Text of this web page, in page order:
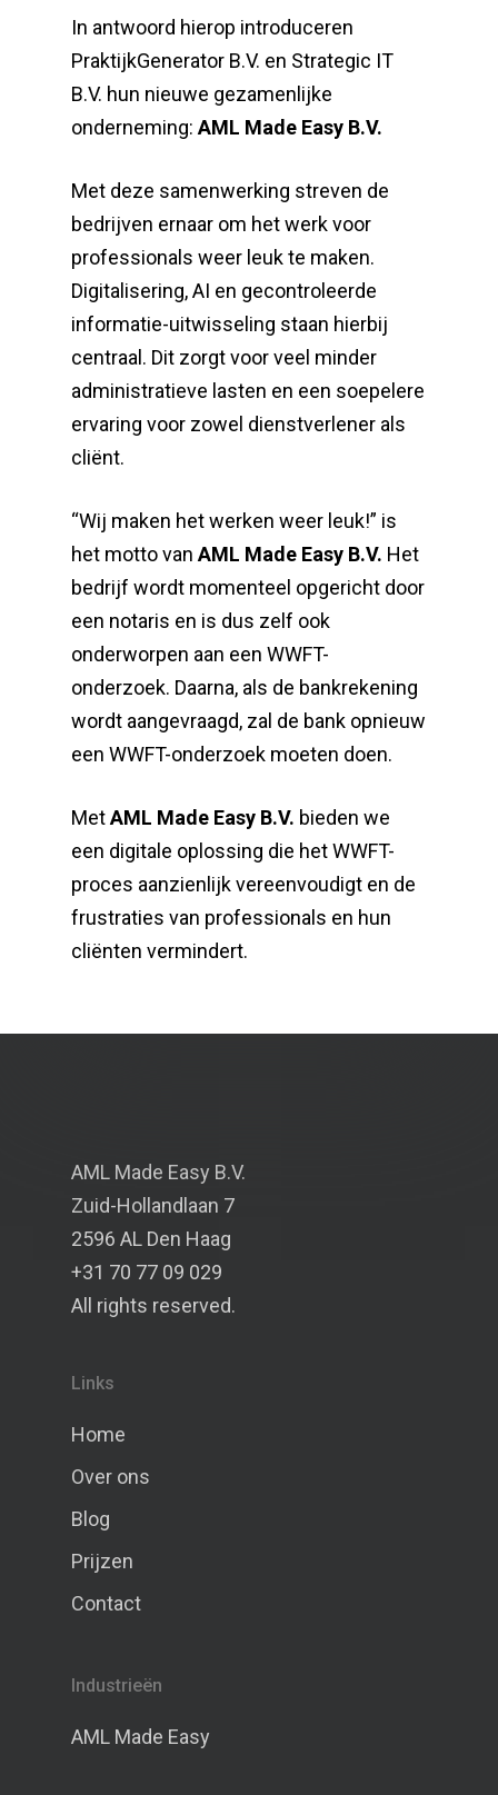
In antwoord hierop introduceren
PraktijkGenerator B.V. en Strategic IT
B.V. hun nieuwe gezamenlijke
onderneming:AML Made Easy B.V.
Met deze samenwerking streven de
bedrijven ernaar om het werk voor
professionals weer leuk te maken.
Digitalisering, AI en gecontroleerde
informatie-uitwisseling staan hierbij
centraal. Dit zorgt voor veel minder
administratieve lasten en een soepelere
ervaring voor zowel dienstverlener als
cliënt.
“Wij maken het werken weer leuk!” is
het motto vanAML Made Easy B.V. Het
bedrijf wordt momenteel opgericht door
een notaris en is dus zelf ook
onderworpen aan een WWFT-
onderzoek. Daarna, als de bankrekening
wordt aangevraagd, zal de bank opnieuw
een WWFT-onderzoek moeten doen.
MetAML Made Easy B.V. bieden we
een digitale oplossing die het WWFT-
proces aanzienlijk vereenvoudigt en de
frustraties van professionals en hun
cliënten vermindert.
AML Made Easy B.V.
Zuid-Hollandlaan 7
2596 AL Den Haag
+31 70 77 09 029
All rights reserved.
Links
Home
Over ons
Blog
Prijzen
Contact
Industrieën
AML Made Easy